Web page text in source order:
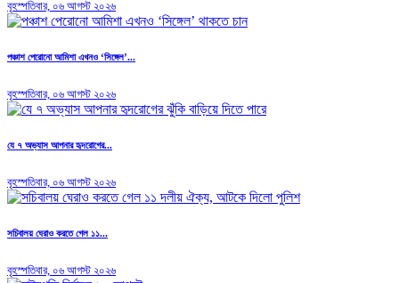
বৃহস্পতিবার, ০৬ আগস্ট ২০২৬
পঞ্চাশ পেরোনো আমিশা এখনও ‘সিঙ্গেল’...
বৃহস্পতিবার, ০৬ আগস্ট ২০২৬
যে ৭ অভ্যাস আপনার হৃদরোগের...
বৃহস্পতিবার, ০৬ আগস্ট ২০২৬
সচিবালয় ঘেরাও করতে গেল ১১...
বৃহস্পতিবার, ০৬ আগস্ট ২০২৬